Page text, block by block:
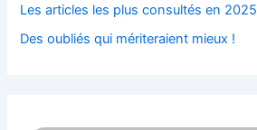
Les articles les plus consultés en 2025
Des oubliés qui mériteraient mieux !